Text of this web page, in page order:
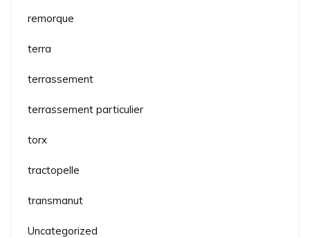
remorque
terra
terrassement
terrassement particulier
torx
tractopelle
transmanut
Uncategorized